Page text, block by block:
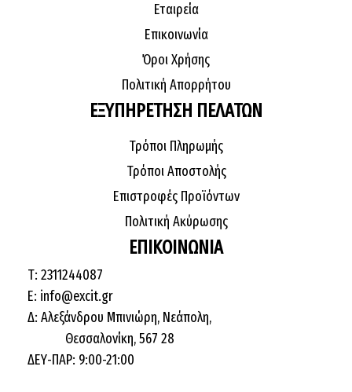
Εταιρεία
Επικοινωνία
Όροι Χρήσης
Πολιτική Απορρήτου
ΕΞΥΠΗΡΕΤΗΣΗ ΠΕΛΑΤΩΝ
Τρόποι Πληρωμής
Τρόποι Αποστολής
Επιστροφές Προϊόντων
Πολιτική Ακύρωσης
ΕΠΙΚΟΙΝΩΝΙΑ
Τ: 2311244087
E: info@excit.gr
Δ: Αλεξάνδρου Μπινιώρη, Νεάπολη,
Θεσσαλονίκη, 567 28
ΔΕΥ-ΠΑΡ: 9:00-21:00